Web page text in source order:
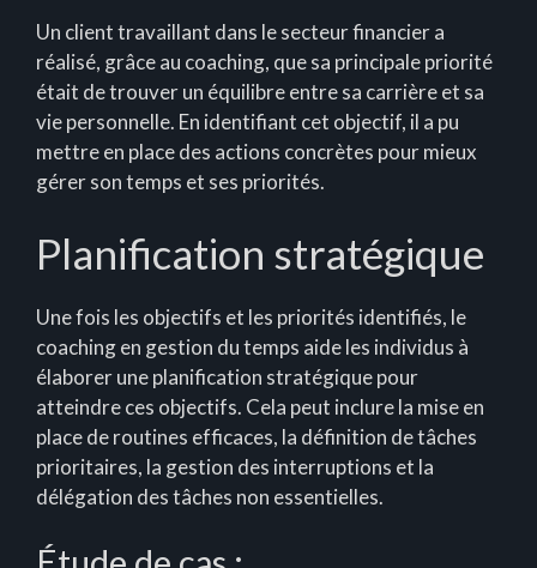
Un client travaillant dans le secteur financier a
réalisé, grâce au coaching, que sa principale priorité
était de trouver un équilibre entre sa carrière et sa
vie personnelle. En identifiant cet objectif, il a pu
mettre en place des actions concrètes pour mieux
gérer son temps et ses priorités.
Planification stratégique
Une fois les objectifs et les priorités identifiés, le
coaching en gestion du temps aide les individus à
élaborer une planification stratégique pour
atteindre ces objectifs. Cela peut inclure la mise en
place de routines efficaces, la définition de tâches
prioritaires, la gestion des interruptions et la
délégation des tâches non essentielles.